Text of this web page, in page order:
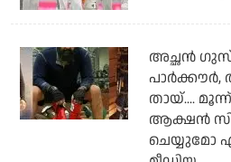
അച്ഛന്‍
തായ്....
ആക്ഷന്‍
ചെയ്യുമോ